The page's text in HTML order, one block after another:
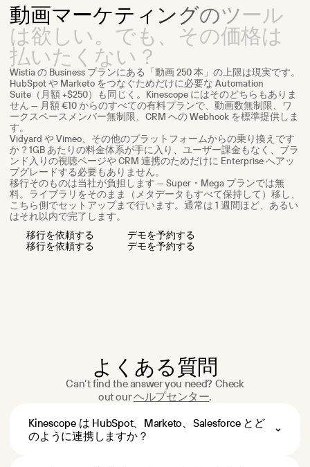
動画マーケテ ィ ングのツール
は欲 し い。 でも 、 その価格は
払いた く ない ？
Wistia の Business プランにある「動画 250 本」の上限は現実です。
HubSpot や Marketo をつなぐためだけに必要な Automation
Suite（月額 +$250）も同じく。Kinescope にはそのどちらもありま
せん — 月額 €10 からのすべての有料プランで、動画数無制限、ワ
ークスペースメンバー無制限、CRM への Webhook を標準提供しま
す。
Vidyard や Vimeo、その他のプラットフォームからの乗り換えです
か？1GB あたりの料金体系が手に入り、ユーザー課金もなく、ブラ
ンド入りの視聴ページや CRM 連携のためだけに Enterprise へアッ
プグレードする必要もありません。
移行そのものは当社が負担します — Super・Mega プランでは無
料。ライブラリをそのまま（メタデータもすべて保持して）移し、
こちら側でセットアップまで行います。通常は 1 週間ほど、あるい
はそれ以内で完了します。
移
移
行
行
を
を
依
依
頼
頼
す
す
る
る
デ
デ
モ
モ
を
を
予
予
約
約
す
す
る
る
よくある質問
Can’t find the answer you need? Check
out ourヘルプセンター.
Kinescope は HubSpot、Marketo、Salesforce とど
のように連携しますか？